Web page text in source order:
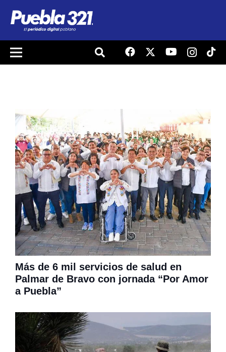
Más de 6 mil servicios de salud en
Palmar de Bravo con jornada “Por Amor
a Puebla”